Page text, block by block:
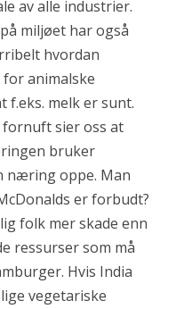
av alle industrier.
miljøet har også
hvordan
animalske
melk er sunt.
fornuft sier oss at
bruker
næring oppe. Man
er forbudt?
folk mer skade enn
ressurser som må
Hvis India
vegetariske